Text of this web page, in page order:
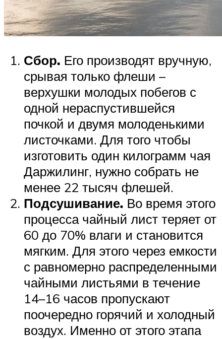
Сбор. Его производят вручную,
срывая только флеши –
верхушки молодых побегов с
одной нераспустившейся
почкой и двумя молоденькими
листочками. Для того чтобы
изготовить один килограмм чая
Даржилинг, нужно собрать не
менее 22 тысяч флешей.
Подсушивание. Во время этого
процесса чайный лист теряет от
60 до 70% влаги и становится
мягким. Для этого через емкости
с равномерно распределенными
чайными листьями в течение
14–16 часов пропускают
поочередно горячий и холодный
воздух. Именно от этого этапа